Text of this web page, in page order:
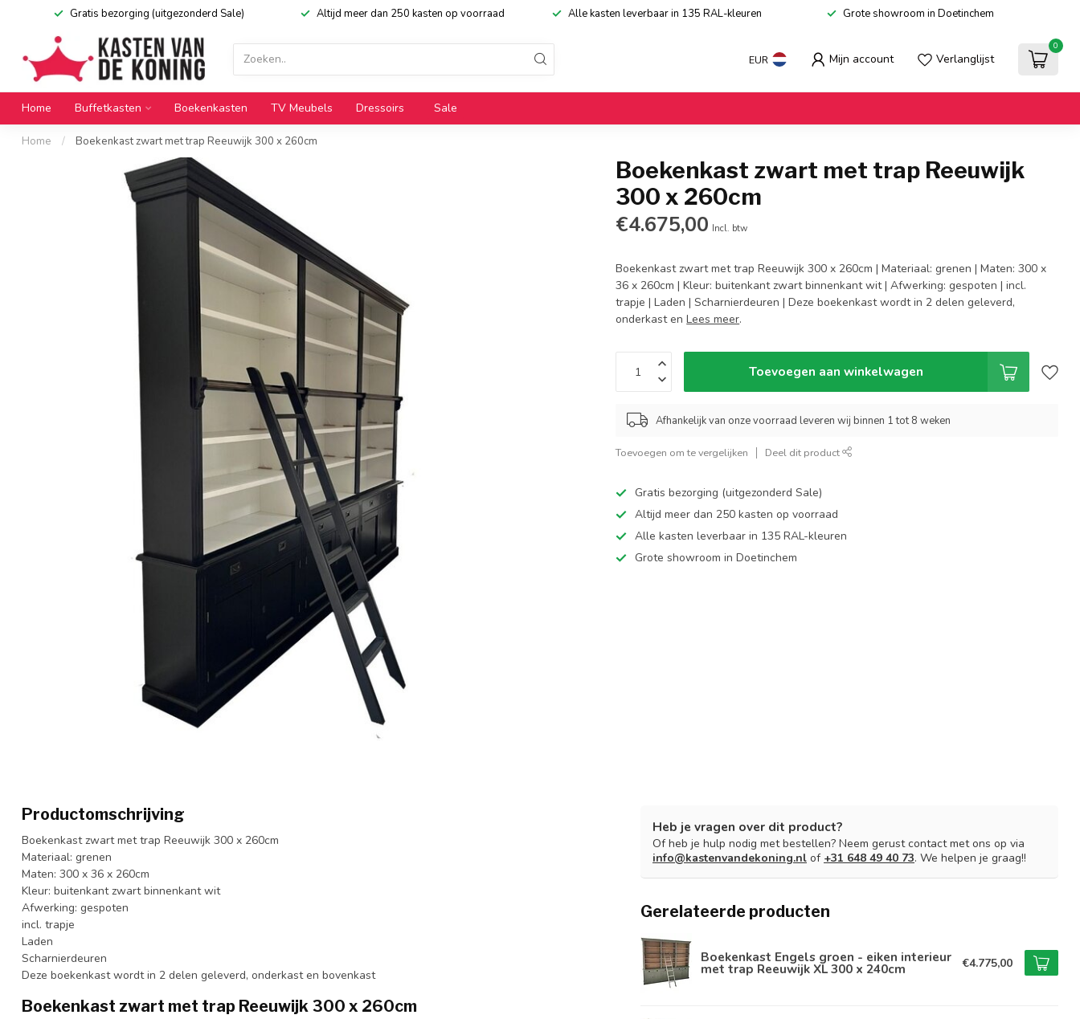
Gratis bezorging (uitgezonderd Sale) Altijd meer dan 250 kasten op voorraad Alle kasten leverbaar in 135 RAL-kleuren Grote showroom in Doetinchem
EUR Mijn account Verlanglijst
0
Home Buffetkasten Boekenkasten TV Meubels Dressoirs Sale
Home / Boekenkast zwart met trap Reeuwijk 300 x 260cm
Boekenkast zwart met trap Reeuwijk
300 x 260cm
€4.675,00 Incl. btw
Boekenkast zwart met trap Reeuwijk 300 x 260cm | Materiaal: grenen | Maten: 300 x
36 x 260cm | Kleur: buitenkant zwart binnenkant wit | Afwerking: gespoten | incl.
trapje | Laden | Scharnierdeuren | Deze boekenkast wordt in 2 delen geleverd,
onderkast enLees meer.
Toevoegen aan winkelwagen
Afhankelijk van onze voorraad leveren wij binnen 1 tot 8 weken
Toevoegen om te vergelijken Deel dit product
Gratis bezorging (uitgezonderd Sale)
Altijd meer dan 250 kasten op voorraad
Alle kasten leverbaar in 135 RAL-kleuren
Grote showroom in Doetinchem
Productomschrijving
Boekenkast zwart met trap Reeuwijk 300 x 260cm
Materiaal: grenen
Maten: 300 x 36 x 260cm
Kleur: buitenkant zwart binnenkant wit
Afwerking: gespoten
incl. trapje
Laden
Scharnierdeuren
Deze boekenkast wordt in 2 delen geleverd, onderkast en bovenkast
Boekenkast zwart met trap Reeuwijk 300 x 260cm
Heb je vragen over dit product?
Of heb je hulp nodig met bestellen? Neem gerust contact met ons op via
info@kastenvandekoning.nl of +31 648 49 40 73. We helpen je graag!!
Gerelateerde producten
Boekenkast Engels groen - eiken interieur
met trap Reeuwijk XL 300 x 240cm €4.775,00